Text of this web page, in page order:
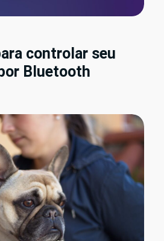
controlar seu
Bluetooth